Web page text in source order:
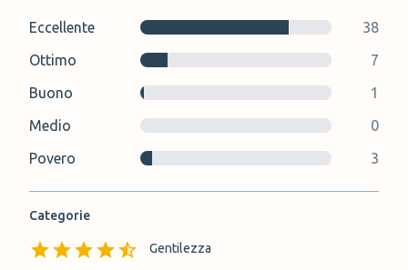
Eccellente
38
Ottimo
7
Buono
1
Medio
0
Povero
3
Categorie
Gentilezza